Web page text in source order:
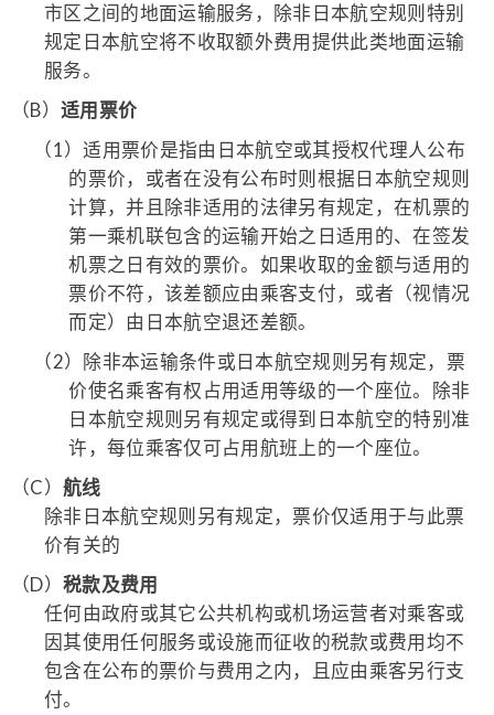
市区之间的地面运输服务，除非日本航空规则特别
规定日本航空将不收取额外费用提供此类地面运输
服务。
（B）适用票价
（1）适用票价是指由日本航空或其授权代理人公布
的票价，或者在没有公布时则根据日本航空规则
计算，并且除非适用的法律另有规定，在机票的
第一乘机联包含的运输开始之日适用的、在签发
机票之日有效的票价。如果收取的金额与适用的
票价不符，该差额应由乘客支付，或者（视情况
而定）由日本航空退还差额。
（2） 除非本运输条件或日本航空规则另有规定，票
价使名乘客有权占用适用等级的一个座位。除非
日本航空规则另有规定或得到日本航空的特别准
许，每位乘客仅可占用航班上的一个座位。
（C）航线
除非日本航空规则另有规定，票价仅适用于与此票
价有关的
（D）税款及费用
任何由政府或其它公共机构或机场运营者对乘客或
因其使用任何服务或设施而征收的税款或费用均不
包含在公布的票价与费用之内，且应由乘客另行支
付。